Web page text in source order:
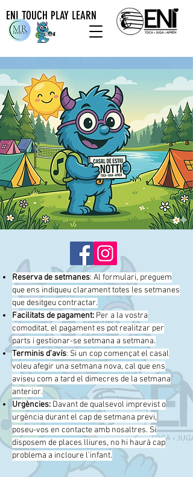
ENI TOUCH PLAY LEARN
Reserva de setmanes: Al formulari, preguem
que ens indiqueu clarament totes les setmanes
que desitgeu contractar.
Facilitats de pagament: Per a la vostra
comoditat, el pagament es pot realitzar per
parts i gestionar-se setmana a setmana.
Terminis d'avís: Si un cop començat el casal
voleu afegir una setmana nova, cal que ens
aviseu com a tard el dimecres de la setmana
anterior.
Urgències: Davant de qualsevol imprevist o
urgència durant el cap de setmana previ,
poseu-vos en contacte amb nosaltres. Si
disposem de places lliures, no hi haurà cap
problema a incloure l'infant.